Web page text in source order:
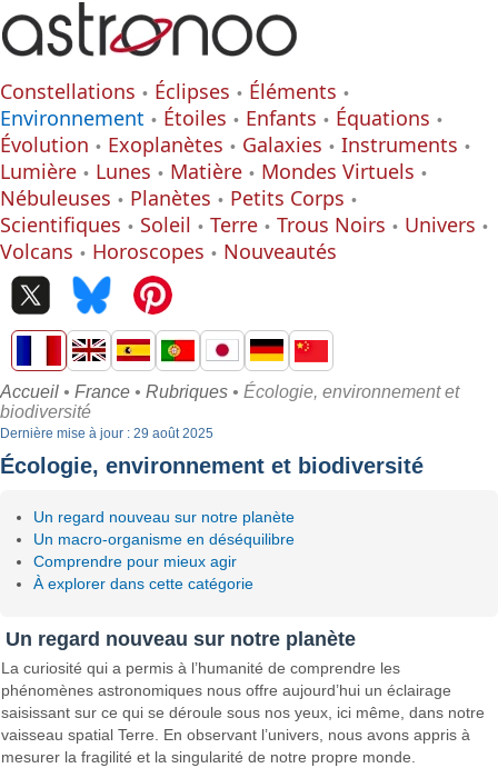
Constellations Éclipses
Éléments
Environnement
Étoiles Enfants
Équations
Évolution
Exoplanètes Galaxies
Instruments
Lumière
Lunes Matière
Mondes Virtuels
Nébuleuses
Planètes
Petits Corps
Scientifiques
Soleil Terre Trous Noirs
Univers
Volcans
Horoscopes Nouveautés
Accueil • France • Rubriques • Écologie, environnement et
biodiversité
Dernière mise à jour : 29 août 2025
Écologie, environnement et biodiversité
Un regard nouveau sur notre planète
Un macro-organisme en déséquilibre
Comprendre pour mieux agir
À explorer dans cette catégorie
Un regard nouveau sur notre planète
La curiosité qui a permis à l’humanité de comprendre les
phénomènes astronomiques nous offre aujourd’hui un éclairage
saisissant sur ce qui se déroule sous nos yeux, ici même, dans notre
vaisseau spatial Terre. En observant l’univers, nous avons appris à
mesurer la fragilité et la singularité de notre propre monde.